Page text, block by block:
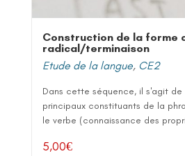
Construction de la forme
radical/terminaison
Etude de la langue, CE2
Dans cette séquence, il s'agit de
principaux constituants de la
le verbe (connaissance des
5,00€